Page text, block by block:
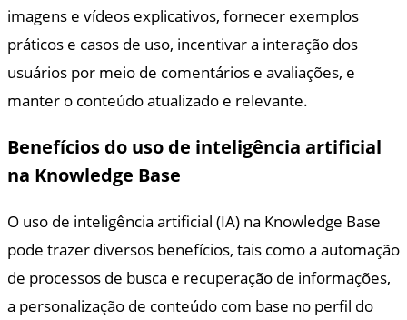
imagens e vídeos explicativos, fornecer exemplos
práticos e casos de uso, incentivar a interação dos
usuários por meio de comentários e avaliações, e
manter o conteúdo atualizado e relevante.
Benefícios do uso de inteligência artificial
na Knowledge Base
O uso de inteligência artificial (IA) na Knowledge Base
pode trazer diversos benefícios, tais como a automação
de processos de busca e recuperação de informações,
a personalização de conteúdo com base no perfil do